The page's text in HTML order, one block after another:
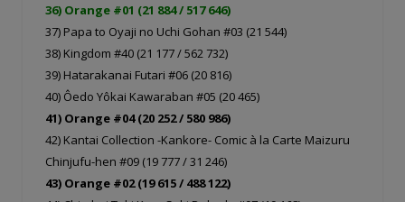
36) Orange #01 (21 884 / 517 646)
37) Papa to Oyaji no Uchi Gohan #03 (21 544)
38) Kingdom #40 (21 177 / 562 732)
39) Hatarakanai Futari #06 (20 816)
40) Ôedo Yôkai Kawaraban #05 (20 465)
41) Orange #04 (20 252 / 580 986)
42) Kantai Collection -Kankore- Comic à la Carte Maizuru
Chinjufu-hen #09 (19 777 / 31 246)
43) Orange #02 (19 615 / 488 122)